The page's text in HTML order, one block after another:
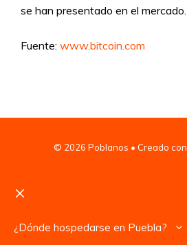
se han presentado en el mercado.
Fuente: www.bitcoin.com
© 2026 Poblanos • Creado con
¿Dónde hospedarse en Puebla?